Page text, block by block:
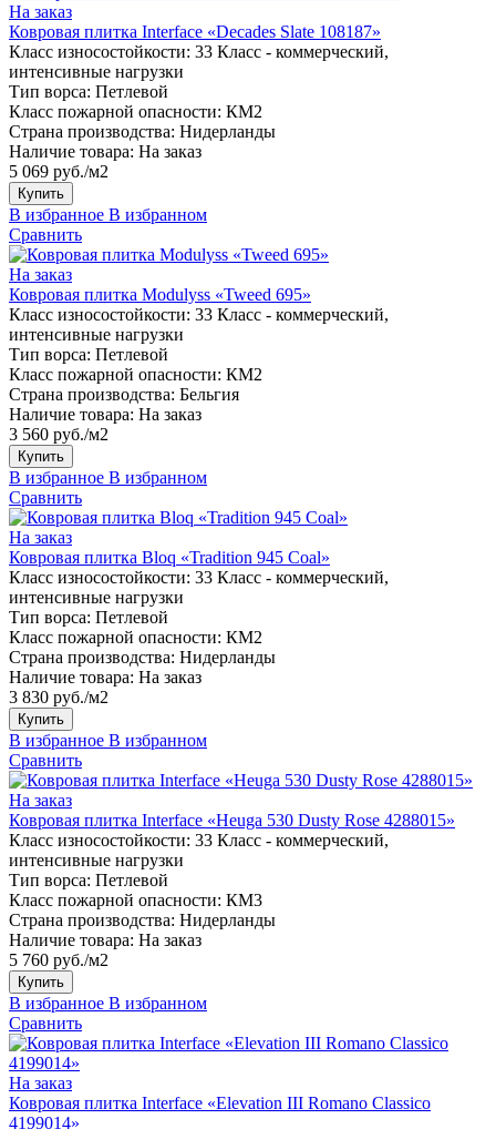
На заказ
Ковровая плитка Interface «Decades Slate 108187»
Класс износостойкости: 33 Класс - коммерческий,
интенсивные нагрузки
Тип ворса: Петлевой
Класс пожарной опасности: КМ2
Страна производства: Нидерланды
Наличие товара: На заказ
5 069 руб./м2
Купить
В избранное В избранном
Сравнить
На заказ
Ковровая плитка Modulyss «Tweed 695»
Класс износостойкости: 33 Класс - коммерческий,
интенсивные нагрузки
Тип ворса: Петлевой
Класс пожарной опасности: КМ2
Страна производства: Бельгия
Наличие товара: На заказ
3 560 руб./м2
Купить
В избранное В избранном
Сравнить
На заказ
Ковровая плитка Bloq «Tradition 945 Coal»
Класс износостойкости: 33 Класс - коммерческий,
интенсивные нагрузки
Тип ворса: Петлевой
Класс пожарной опасности: КМ2
Страна производства: Нидерланды
Наличие товара: На заказ
3 830 руб./м2
Купить
В избранное В избранном
Сравнить
На заказ
Ковровая плитка Interface «Heuga 530 Dusty Rose 4288015»
Класс износостойкости: 33 Класс - коммерческий,
интенсивные нагрузки
Тип ворса: Петлевой
Класс пожарной опасности: КМ3
Страна производства: Нидерланды
Наличие товара: На заказ
5 760 руб./м2
Купить
В избранное В избранном
Сравнить
На заказ
Ковровая плитка Interface «Elevation III Romano Classico
4199014»